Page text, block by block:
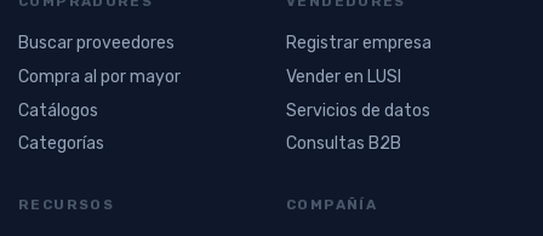
Buscar proveedores
Compra al por mayor
Catálogos
Categorías
Registrar empresa
Vender en LUSI
Servicios de datos
Consultas B2B
RECURSOS COMPAÑÍA